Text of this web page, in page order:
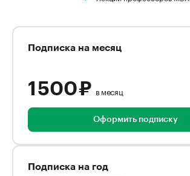
Подписка на месяц
1 500 ₽ в месяц
Оформить подписку
Подписка на год